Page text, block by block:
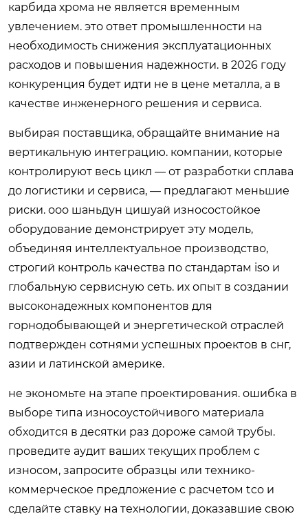
карбида хрома не является временным
увлечением. это ответ промышленности на
необходимость снижения эксплуатационных
расходов и повышения надежности. в 2026 году
конкуренция будет идти не в цене металла, а в
качестве инженерного решения и сервиса.
выбирая поставщика, обращайте внимание на
вертикальную интеграцию. компании, которые
контролируют весь цикл — от разработки сплава
до логистики и сервиса, — предлагают меньшие
риски. ооо шаньдун цишуай износостойкое
оборудование демонстрирует эту модель,
объединяя интеллектуальное производство,
строгий контроль качества по стандартам iso и
глобальную сервисную сеть. их опыт в создании
высоконадежных компонентов для
горнодобывающей и энергетической отраслей
подтвержден сотнями успешных проектов в снг,
азии и латинской америке.
не экономьте на этапе проектирования. ошибка в
выборе типа износоустойчивого материала
обходится в десятки раз дороже самой трубы.
проведите аудит ваших текущих проблем с
износом, запросите образцы или технико-
коммерческое предложение с расчетом tco и
сделайте ставку на технологии, доказавшие свою